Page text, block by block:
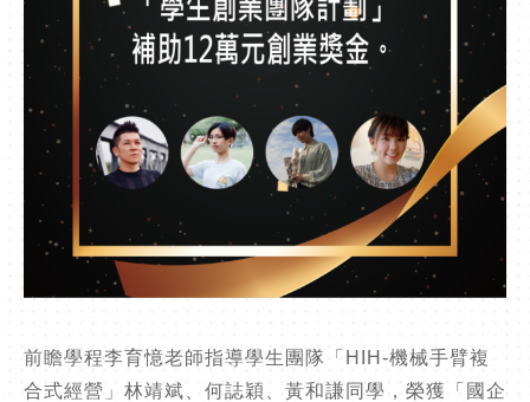
前瞻學程李育憶老師指導學生團隊「HIH-機械手臂複
合式經營」林靖斌、何誌穎、黃和謙同學，榮獲「國企